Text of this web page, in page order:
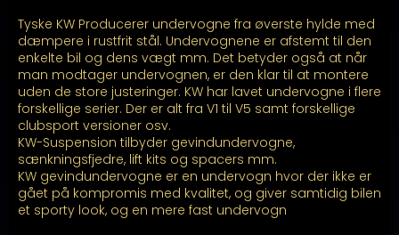
kr. 62.799,00
Tyske KW Producerer undervogne fra øverste hylde med
dæmpere i rustfrit stål. Undervognene er afstemt til den
enkelte bil og dens vægt mm. Det betyder også at når
man modtager undervognen, er den klar til at montere
uden de store justeringer. KW har lavet undervogne i flere
forskellige serier. Der er alt fra V1 til V5 samt forskellige
clubsport versioner osv.
KW-Suspension tilbyder gevindundervogne,
sænkningsfjedre, lift kits og spacers mm.
KW gevindundervogne er en undervogn hvor der ikke er
gået på kompromis med kvalitet, og giver samtidig bilen
et sporty look, og en mere fast undervogn